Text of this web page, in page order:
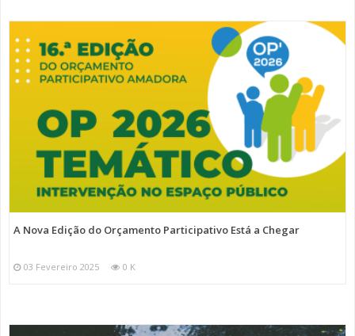
A Nova Edição do Orçamento Participativo Está a Chegar
03 Fevereiro 2025 0 K